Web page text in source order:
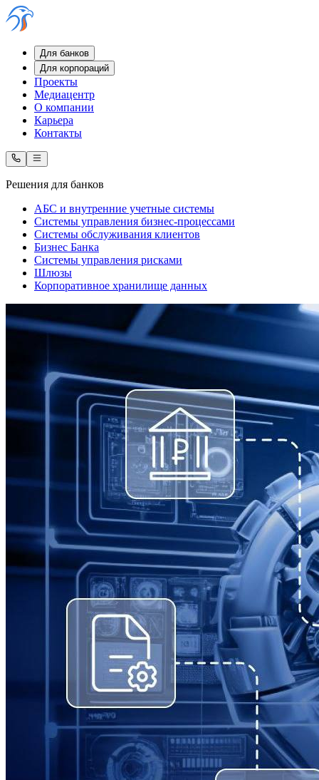
Для банков
Для корпораций
Проекты
Медиацентр
О компании
Карьера
Контакты
Решения для банков
АБС и внутренние учетные системы
Системы управления бизнес-процессами
Системы обслуживания клиентов
Бизнес Банка
Системы управления рисками
Шлюзы
Корпоративное хранилище данных